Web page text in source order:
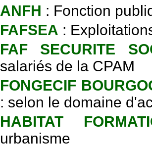
ANFH : Fonction
FAFSEA :
FAF SECURITE
salariés de la CPAM
FONGECIF
: selon le domaine
HABITAT
urbanisme